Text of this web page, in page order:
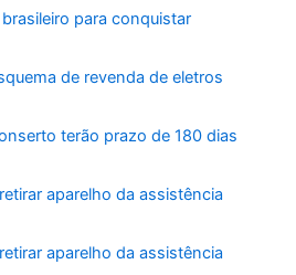
para conquistar
de revenda de eletros
terão prazo de 180 dias
aparelho da assistência
aparelho da assistência